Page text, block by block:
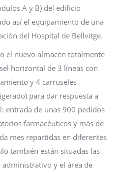
A y B) del edificio
así el equipamiento de una
del Hospital de Bellvitge.
el nuevo almacén totalmente
horizontal de 3 líneas con
y 4 carruseles
para dar respuesta a
entrada de unas 900 pedidos
farmacéuticos y más de
mes repartidas en diferentes
también están situadas las
y el área de